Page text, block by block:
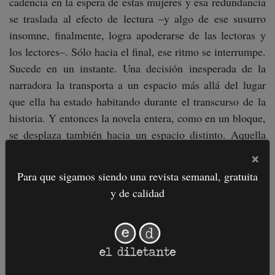
se traslada al efecto de lectura –y algo de ese susurro
insomne, finalmente, logra apoderarse de las lectoras y
los lectores–. Sólo hacia el final, ese ritmo se interrumpe.
Sucede en un instante. Una decisión inesperada de la
narradora la transporta a un espacio más allá del lugar
que ella ha estado habitando durante el transcurso de la
historia. Y entonces la novela entera, como en un bloque,
se desplaza también hacia un espacio distinto. Aquella
territorio. Una espera, además, específica. La de los
treinta años –la edad de estas chicas que esperan–. En un
diálogo inteligente con las ficciones de frontera de
espera como un nuevo territorio. Aquel en el que, acaso,
las personas pueden permanecer eternamente en una
×
Para que sigamos siendo una revista semanal, gratuita
y de calidad